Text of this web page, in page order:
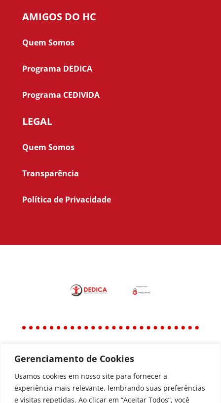
Gerenciamento de Cookies
Usamos cookies em nosso site para fornecer a
experiência mais relevante, lembrando suas preferências
e visitas repetidas. Ao clicar em “Aceitar Todos”, você
AMIGOS DO HC
Quem Somos
Programa DEDICA
Programa CEDIVIDA
LEGAL
Quem Somos
Transparência
Política de Privacidade
Política
Política de Privacidade
Política de Acessibilidade